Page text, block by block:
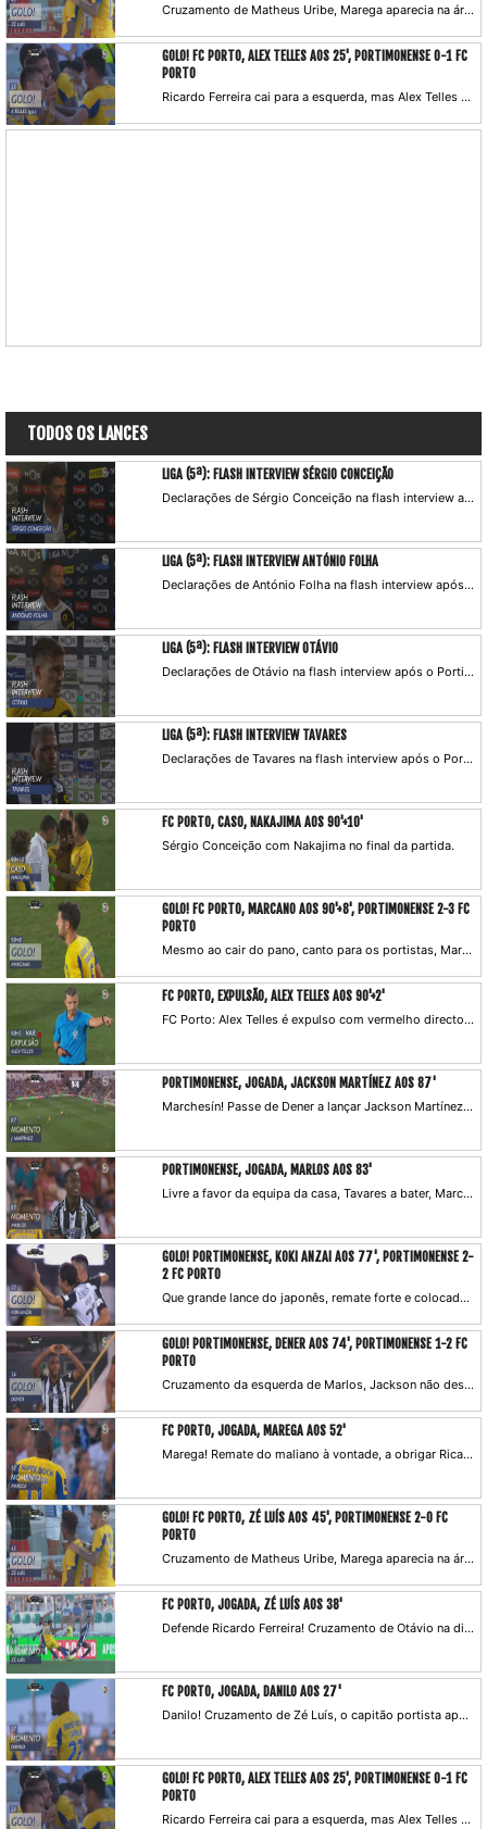
Cruzamento de Matheus Uribe, Marega aparecia na área, mas é Zé Luís quem finaliza ao segundo poste.
GOLO! FC PORTO, ALEX TELLES AOS 25', PORTIMONENSE 0-1 FC
PORTO
Ricardo Ferreira cai para a esquerda, mas Alex Telles bate com toda a calma para o lado direito.
TODOS OS LANCES
LIGA (5ª): FLASH INTERVIEW SÉRGIO CONCEIÇÃO
Declarações de Sérgio Conceição na flash interview após o Portimonense x FC Porto.
LIGA (5ª): FLASH INTERVIEW ANTÓNIO FOLHA
Declarações de António Folha na flash interview após o Portimonense x FC Porto.
LIGA (5ª): FLASH INTERVIEW OTÁVIO
Declarações de Otávio na flash interview após o Portimonense x FC Porto.
LIGA (5ª): FLASH INTERVIEW TAVARES
Declarações de Tavares na flash interview após o Portimonense x FC Porto.
FC PORTO, CASO, NAKAJIMA AOS 90'+10'
Sérgio Conceição com Nakajima no final da partida.
GOLO! FC PORTO, MARCANO AOS 90'+8', PORTIMONENSE 2-3 FC
PORTO
Mesmo ao cair do pano, canto para os portistas, Marcano aparece a cabecear à vontade para o fundo das redes de Ricardo Ferreira.
FC PORTO, EXPULSÃO, ALEX TELLES AOS 90'+2'
FC Porto: Alex Telles é expulso com vermelho directo! Marlos a Alex Telles, tenta o chapéu, mas atira ao lado. Rui Costa analisa o lance com o VAR e considera que o brasileiro agarrou o jogador do Portimonense que seguia em posição regular.
PORTIMONENSE, JOGADA, JACKSON MARTÍNEZ AOS 87'
Marchesín! Passe de Dener a lançar Jackson Martínez, este aparece na cara do guarda-redes portista que faz bem a mancha e defende.
PORTIMONENSE, JOGADA, MARLOS AOS 83'
Livre a favor da equipa da casa, Tavares a bater, Marchesín afasta a soco. Marlos ainda tenta a recarga, mas atira ao lado.
GOLO! PORTIMONENSE, KOKI ANZAI AOS 77', PORTIMONENSE 2-
2 FC PORTO
Que grande lance do japonês, remate forte e colocado a bater Marchesín e a empatar a partida.
GOLO! PORTIMONENSE, DENER AOS 74', PORTIMONENSE 1-2 FC
PORTO
Cruzamento da esquerda de Marlos, Jackson não desvia. A jogada prossegue, novamente bola na área para um golpe certeiro de cabeça de Dener, a reduzir para os algarvios. Rui Costa faz um compasso de espera para confirmar com o VAR e valida o tento.
FC PORTO, JOGADA, MAREGA AOS 52'
Marega! Remate do maliano à vontade, a obrigar Ricardo Ferreira a uma defesa apertada.
GOLO! FC PORTO, ZÉ LUÍS AOS 45', PORTIMONENSE 2-0 FC
PORTO
Cruzamento de Matheus Uribe, Marega aparecia na área, mas é Zé Luís quem finaliza ao segundo poste.
FC PORTO, JOGADA, ZÉ LUÍS AOS 38'
Defende Ricardo Ferreira! Cruzamento de Otávio na direita para Zé Luís, este enche o pé e atira com intenção, valeu a defesa do guardião do Portimonense, a tirar para canto.
FC PORTO, JOGADA, DANILO AOS 27'
Danilo! Cruzamento de Zé Luís, o capitão portista aparece ao segundo poste a desviar com o peito, mas falha o alvo.
GOLO! FC PORTO, ALEX TELLES AOS 25', PORTIMONENSE 0-1 FC
PORTO
Ricardo Ferreira cai para a esquerda, mas Alex Telles bate com toda a calma para o lado direito.